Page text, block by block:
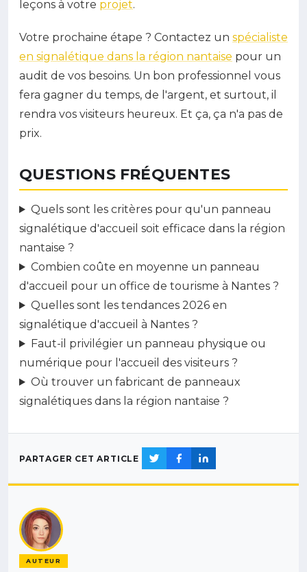
leçons à votre projet.
Votre prochaine étape ? Contactez un spécialiste
en signalétique dans la région nantaise pour un
audit de vos besoins. Un bon professionnel vous
fera gagner du temps, de l'argent, et surtout, il
rendra vos visiteurs heureux. Et ça, ça n'a pas de
prix.
QUESTIONS FRÉQUENTES
Quels sont les critères pour qu'un panneau
signalétique d'accueil soit efficace dans la région
nantaise ?
Combien coûte en moyenne un panneau
d'accueil pour un office de tourisme à Nantes ?
Quelles sont les tendances 2026 en
signalétique d'accueil à Nantes ?
Faut-il privilégier un panneau physique ou
numérique pour l'accueil des visiteurs ?
Où trouver un fabricant de panneaux
signalétiques dans la région nantaise ?
PARTAGER CET ARTICLE
AUTEUR